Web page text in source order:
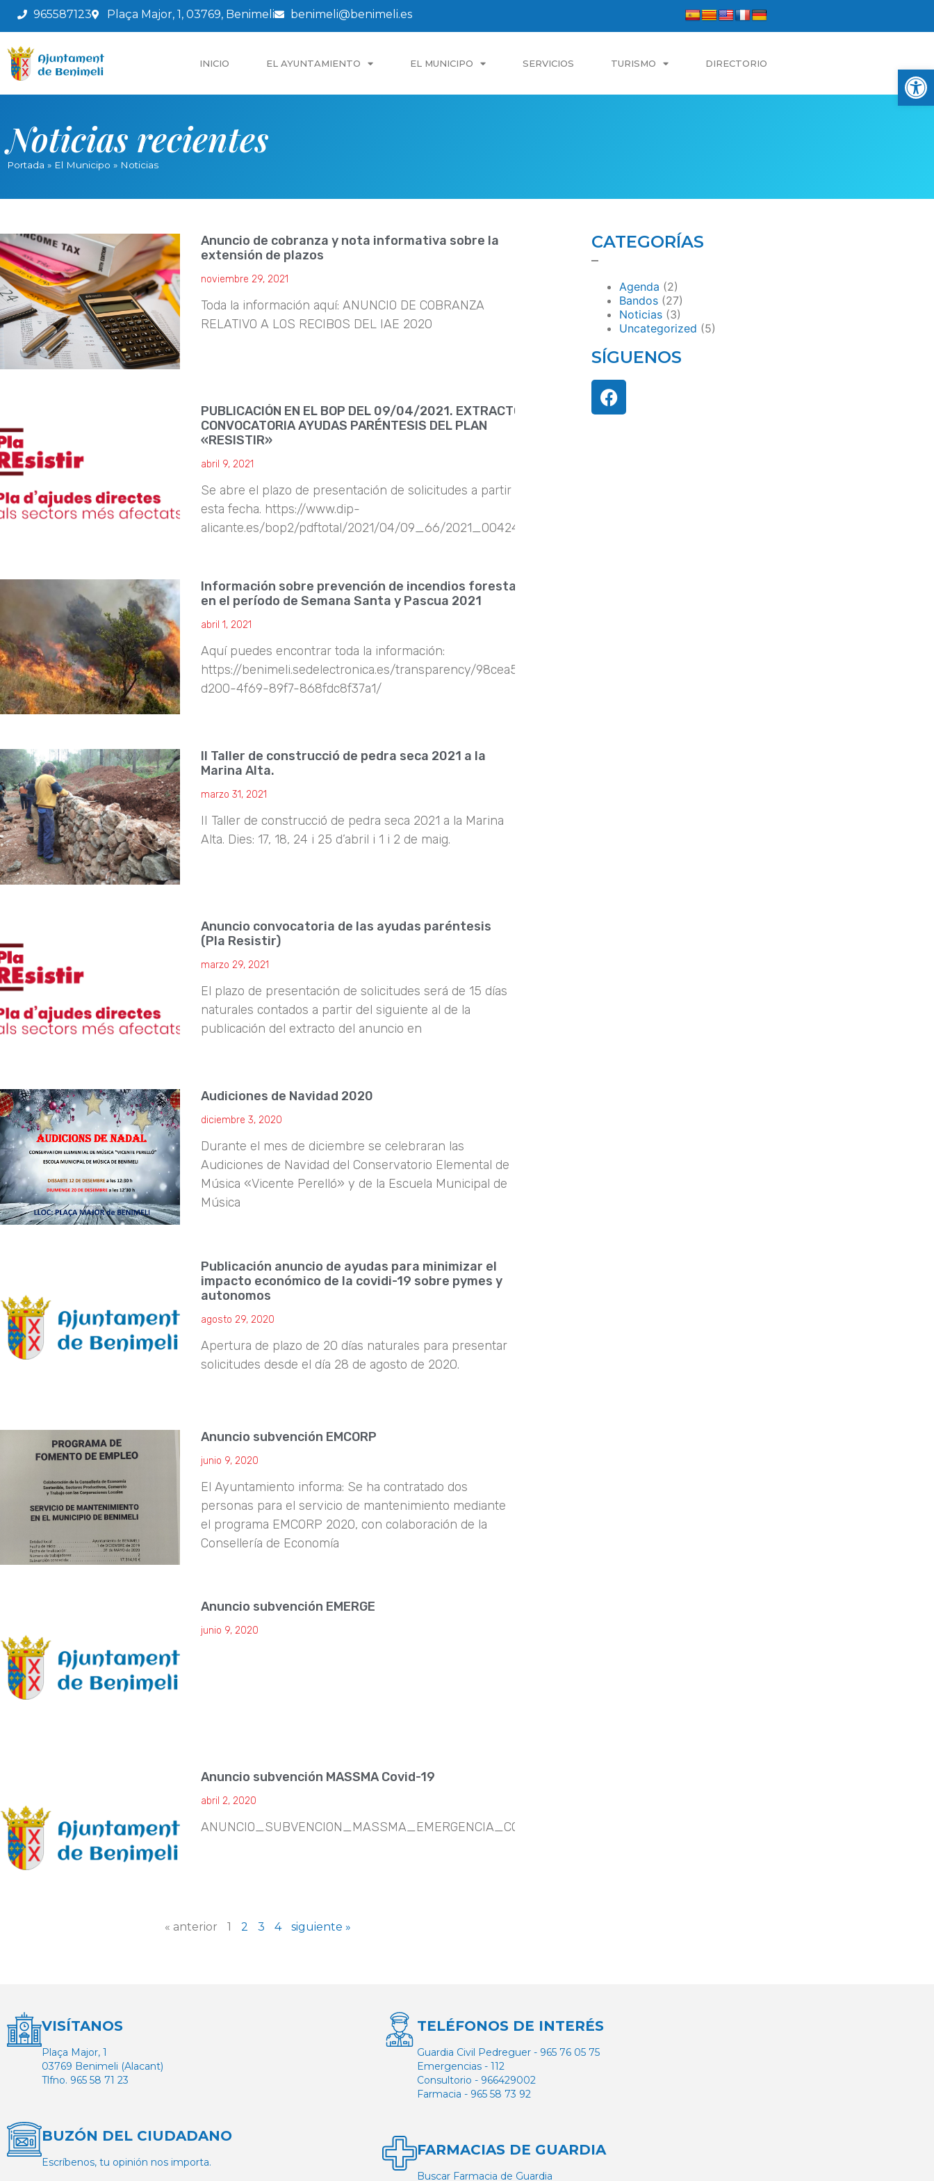
Abrir
965587123 Plaça Major, 1, 03769, Benimeli benimeli@benimeli.es
INICIO EL AYUNTAMIENTO EL MUNICIPO SERVICIOS TURISMO DIRECTORIO
Noticias recientes
Portada » El Municipo » Noticias
Anuncio de cobranza y nota informativa sobre la
extensión de plazos
noviembre 29, 2021
Toda la información aquí: ANUNCIO DE COBRANZA
RELATIVO A LOS RECIBOS DEL IAE 2020
PUBLICACIÓN EN EL BOP DEL 09/04/2021. EXTRACTO
CONVOCATORIA AYUDAS PARÉNTESIS DEL PLAN
«RESISTIR»
abril 9, 2021
Se abre el plazo de presentación de solicitudes a partir de
esta fecha. https://www.dip-
alicante.es/bop2/pdftotal/2021/04/09_66/2021_004243.pdf
Información sobre prevención de incendios forestales
en el período de Semana Santa y Pascua 2021
abril 1, 2021
Aquí puedes encontrar toda la información:
https://benimeli.sedelectronica.es/transparency/98cea593-
d200-4f69-89f7-868fdc8f37a1/
II Taller de construcció de pedra seca 2021 a la
Marina Alta.
marzo 31, 2021
II Taller de construcció de pedra seca 2021 a la Marina
Alta. Dies: 17, 18, 24 i 25 d’abril i 1 i 2 de maig.
Anuncio convocatoria de las ayudas paréntesis
(Pla Resistir)
marzo 29, 2021
El plazo de presentación de solicitudes será de 15 días
naturales contados a partir del siguiente al de la
publicación del extracto del anuncio en
Audiciones de Navidad 2020
diciembre 3, 2020
Durante el mes de diciembre se celebraran las
Audiciones de Navidad del Conservatorio Elemental de
Música «Vicente Perelló» y de la Escuela Municipal de
Música
Publicación anuncio de ayudas para minimizar el
impacto económico de la covidi-19 sobre pymes y
autonomos
agosto 29, 2020
Apertura de plazo de 20 días naturales para presentar
solicitudes desde el día 28 de agosto de 2020.
Anuncio subvención EMCORP
junio 9, 2020
El Ayuntamiento informa: Se ha contratado dos
personas para el servicio de mantenimiento mediante
el programa EMCORP 2020, con colaboración de la
Consellería de Economía
Anuncio subvención EMERGE
junio 9, 2020
Anuncio subvención MASSMA Covid-19
abril 2, 2020
ANUNCIO_SUBVENCION_MASSMA_EMERGENCIA_COVID19
« anterior 1 2 3 4 siguiente »
CATEGORÍAS
–
Agenda (2)
Bandos (27)
Noticias (3)
Uncategorized (5)
SÍGUENOS
VISÍTANOS
Plaça Major, 1
03769 Benimeli (Alacant)
Tlfno. 965 58 71 23
BUZÓN DEL CIUDADANO
Escríbenos, tu opinión nos importa.
TELÉFONOS DE INTERÉS
Guardia Civil Pedreguer - 965 76 05 75
Emergencias - 112
Consultorio - 966429002
Farmacia - 965 58 73 92
FARMACIAS DE GUARDIA
Buscar Farmacia de Guardia